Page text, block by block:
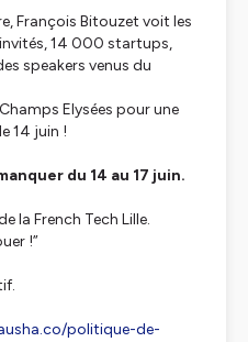
François Bitouzet voit les
14 000 startups,
speakers venus du
Elysées pour une
14 juin !
du 14 au 17 juin.
la French Tech Lille.
!”
politique-de-